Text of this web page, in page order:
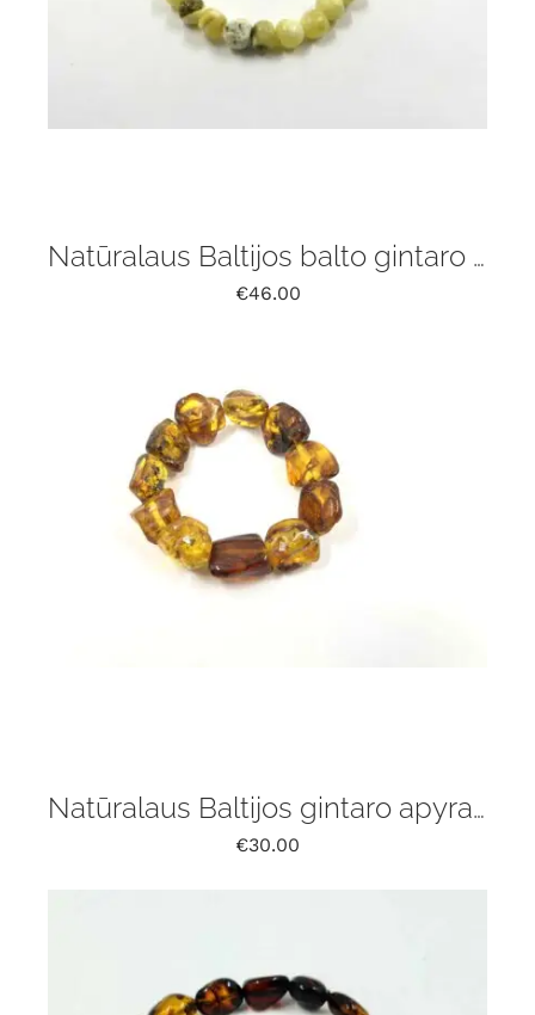
Natūralaus Baltijos balto gintaro apyrankė
€46.00
Natūralaus Baltijos gintaro apyrankė
€30.00